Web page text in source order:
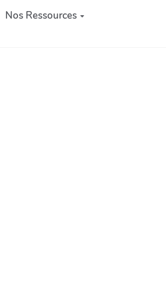
Nos Ressources